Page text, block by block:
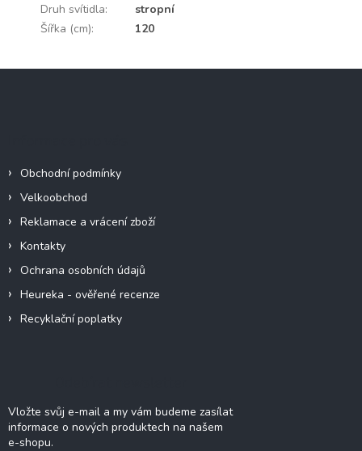
Druh svítidla:
stropní
Šířka (cm): 120
Obchodní podmínky
Velkoobchod
Reklamace a vrácení zboží
Kontakty
Ochrana osobních údajů
Heureka - ověřené recenze
Recyklační poplatky
Vložte svůj e-mail a my vám budeme zasílat
informace o nových produktech na našem
e-shopu.